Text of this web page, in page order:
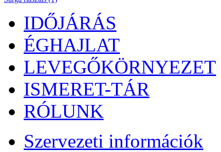
IDŐJÁRÁS
ÉGHAJLAT
LEVEGŐKÖRNYEZET
ISMERET-TÁR
RÓLUNK
Szervezeti információk